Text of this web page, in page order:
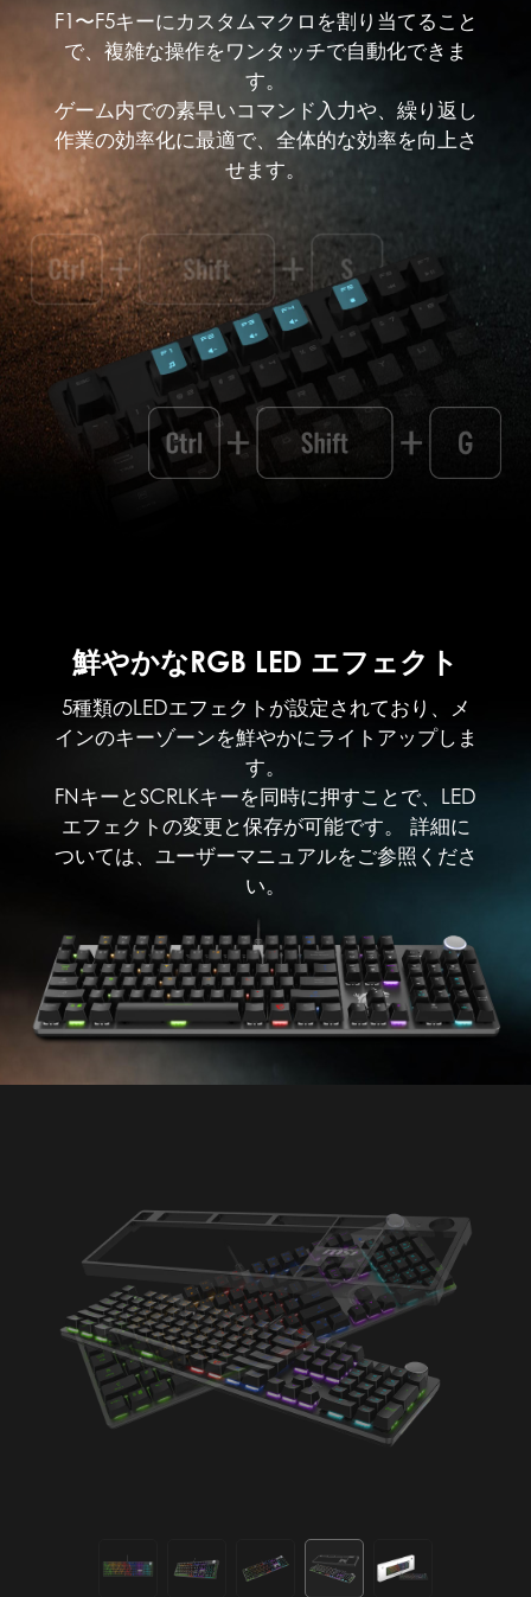
F1〜F5キーにカスタムマクロを割り当てること
で、複雑な操作をワンタッチで自動化できま
す。
ゲーム内での素早いコマンド入力や、繰り返し
作業の効率化に最適で、全体的な効率を向上さ
せます。
鮮やかなRGB LED エフェクト
5種類のLEDエフェクトが設定されており、メ
インのキーゾーンを鮮やかにライトアップしま
す。
FNキーとSCRLKキーを同時に押すことで、LED
エフェクトの変更と保存が可能です。 詳細に
ついては、ユーザーマニュアルをご参照くださ
い。